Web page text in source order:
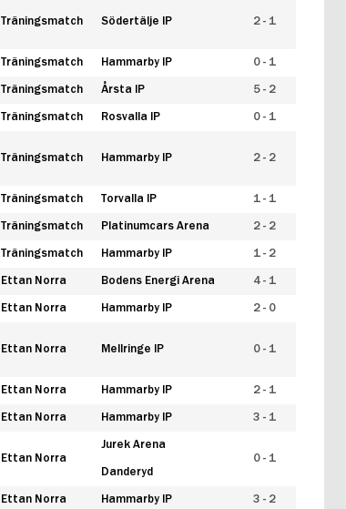
Träningsmatch Södertälje IP 2 - 1
Träningsmatch Hammarby IP 0 - 1
Träningsmatch Årsta IP 5 - 2
Träningsmatch Rosvalla IP 0 - 1
Träningsmatch Hammarby IP 2 - 2
Träningsmatch Torvalla IP 1 - 1
Träningsmatch Platinumcars Arena 2 - 2
Träningsmatch Hammarby IP 1 - 2
Ettan Norra Bodens Energi Arena 4 - 1
Ettan Norra Hammarby IP 2 - 0
Ettan Norra Mellringe IP 0 - 1
Ettan Norra Hammarby IP 2 - 1
Ettan Norra Hammarby IP 3 - 1
Ettan Norra
Jurek Arena
Danderyd
0 - 1
Ettan Norra Hammarby IP 3 - 2